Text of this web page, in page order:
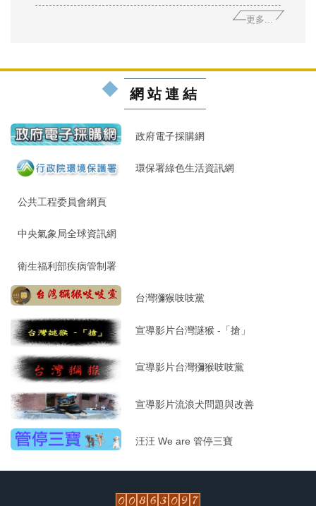
更多...
網站連結
政府電子採購網
環保署綠色生活資訊網
公共工程委員會網頁
中央氣象局全球資訊網
衛生福利部疾病管制署
台灣獼猴吱吱黨
宣導影片台灣謎猴 -「搶」
宣導影片台灣獼猴吱吱黨
宣導影片流浪犬問題與改善
汪汪 We are 管停三寶